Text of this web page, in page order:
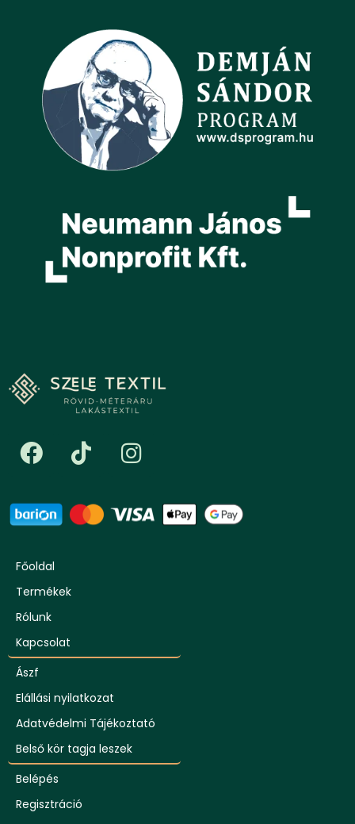
Főoldal
Termékek
Rólunk
Kapcsolat
Ászf
Elállási nyilatkozat
Adatvédelmi Tájékoztató
Belső kör tagja leszek
Belépés
Regisztráció